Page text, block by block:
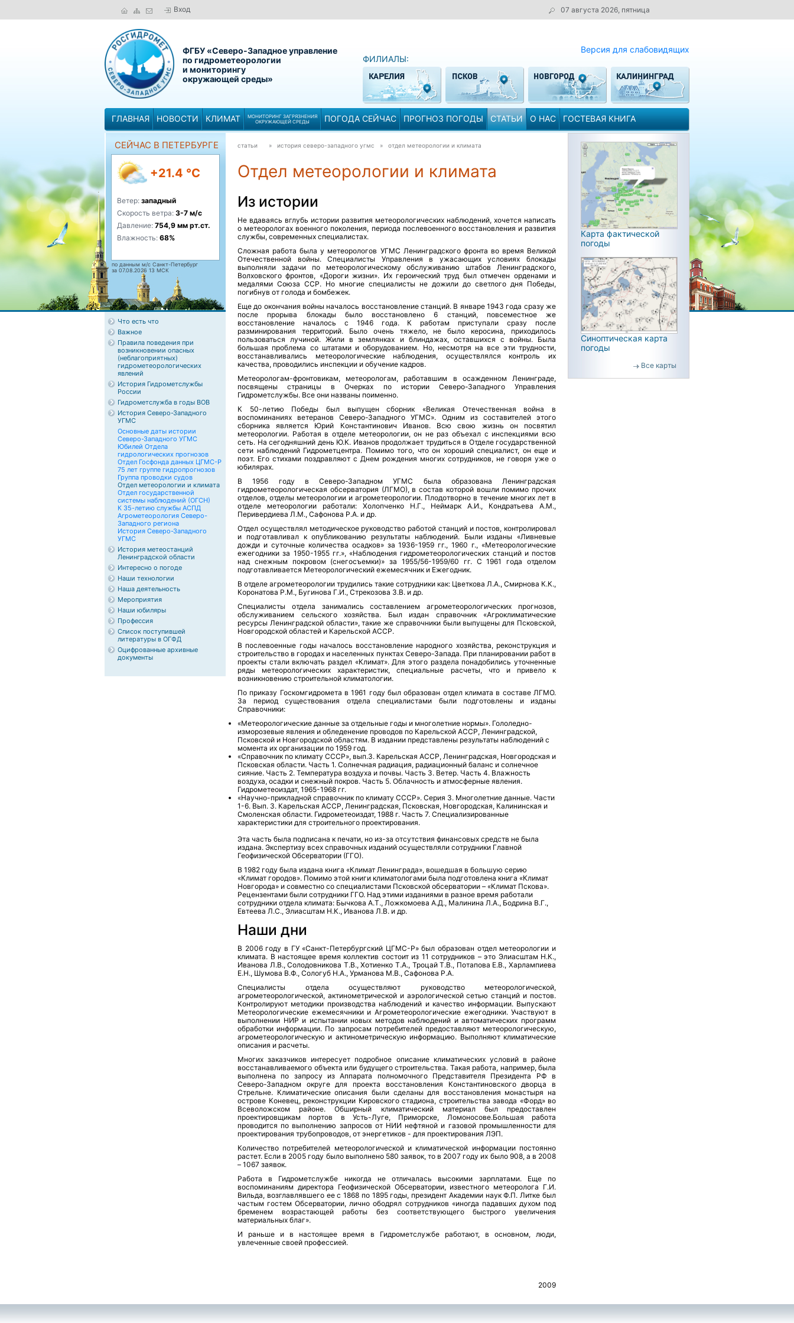
Вход 07 августа 2026, пятница
ФГБУ «Северо-Западное управление
по гидрометеорологии
и мониторингу
окружающей среды»
Версия для слабовидящих
ФИЛИАЛЫ:
ГЛАВНАЯ НОВОСТИ КЛИМАТ
МОНИТОРИНГ ЗАГРЯЗНЕНИЯ
ОКРУЖАЮЩЕЙ СРЕДЫ
ПОГОДА СЕЙЧАС ПРОГНОЗ ПОГОДЫ СТАТЬИ О НАС ГОСТЕВАЯ КНИГА
СЕЙЧАС В ПЕТЕРБУРГЕ
+21.4 °C
Ветер: западный
Скорость ветра: 3-7 м/с
Давление: 754,9 мм рт.ст.
Влажность: 68%
по данным м/с Санкт-Петербург
за 07.08.2026 13 МСК
Что есть что
Важное
Правила поведения при
возникновении опасных
(неблагоприятных)
гидрометеорологических
явлений
История Гидрометслужбы
России
Гидрометслужба в годы ВОВ
История Северо-Западного
УГМС
Основные даты истории
Северо-Западного УГМС
Юбилей Отдела
гидрологических прогнозов
Отдел Госфонда данных ЦГМС-Р
75 лет группе гидропрогнозов
Группа проводки судов
Отдел метеорологии и климата
Отдел государственной
системы наблюдений (ОГСН)
К 35-летию службы АСПД
Агрометеорология Северо-
Западного региона
История Северо-Западного
УГМС
История метеостанций
Ленинградской области
Интересно о погоде
Наши технологии
Наша деятельность
Мероприятия
Наши юбиляры
Профессия
Список поступившей
литературы в ОГФД
Оцифрованные архивные
документы
статьи » история северо-западного угмс » отдел метеорологии и климата
Отдел метеорологии и климата
Из истории
Не вдаваясь вглубь истории развития метеорологических наблюдений, хочется написать
о метеорологах военного поколения, периода послевоенного восстановления и развития
службы, современных специалистах.
Сложная работа была у метеорологов УГМС Ленинградского фронта во время Великой
Отечественной войны. Специалисты Управления в ужасающих условиях блокады
выполняли задачи по метеорологическому обслуживанию штабов Ленинградского,
Волховского фронтов, «Дороги жизни». Их героический труд был отмечен орденами и
медалями Союза ССР. Но многие специалисты не дожили до светлого дня Победы,
погибнув от голода и бомбежек.
Еще до окончания войны началось восстановление станций. В январе 1943 года сразу же
после прорыва блокады было восстановлено 6 станций, повсеместное же
восстановление началось с 1946 года. К работам приступали сразу после
разминирования территорий. Было очень тяжело, не было керосина, приходилось
пользоваться лучиной. Жили в землянках и блиндажах, оставшихся с войны. Была
большая проблема со штатами и оборудованием. Но, несмотря на все эти трудности,
восстанавливались метеорологические наблюдения, осуществлялся контроль их
качества, проводились инспекции и обучение кадров.
Метеорологам-фронтовикам, метеорологам, работавшим в осажденном Ленинграде,
посвящены страницы в Очерках по истории Северо-Западного Управления
Гидрометслужбы. Все они названы поименно.
К 50-летию Победы был выпущен сборник «Великая Отечественная война в
воспоминаниях ветеранов Северо-Западного УГМС». Одним из составителей этого
сборника является Юрий Константинович Иванов. Всю свою жизнь он посвятил
метеорологии. Работая в отделе метеорологии, он не раз объехал с инспекциями всю
сеть. На сегодняшний день Ю.К. Иванов продолжает трудиться в Отделе государственной
сети наблюдений Гидрометцентра. Помимо того, что он хороший специалист, он еще и
поэт. Его стихами поздравляют с Днем рождения многих сотрудников, не говоря уже о
юбилярах.
В 1956 году в Северо-Западном УГМС была образована Ленинградская
гидрометеорологическая обсерватория (ЛГМО), в состав которой вошли помимо прочих
отделов, отделы метеорологии и агрометеорологии. Плодотворно в течение многих лет в
отделе метеорологии работали: Холопченко Н.Г., Неймарк А.И., Кондратьева А.М.,
Перивердиева Л.М., Сафонова Р.А. и др.
Отдел осуществлял методическое руководство работой станций и постов, контролировал
и подготавливал к опубликованию результаты наблюдений. Были изданы «Ливневые
дожди и суточные количества осадков» за 1936-1959 гг., 1960 г., «Метеорологические
ежегодники за 1950-1955 гг.», «Наблюдения гидрометеорологических станций и постов
над снежным покровом (снегосъемки)» за 1955/56-1959/60 гг. С 1961 года отделом
подготавливается Метеорологический ежемесячник и Ежегодник.
В отделе агрометеорологии трудились такие сотрудники как: Цветкова Л.А., Смирнова К.К.,
Коронатова Р.М., Бугинова Г.И., Стрекозова З.В. и др.
Специалисты отдела занимались составлением агрометеорологических прогнозов,
обслуживанием сельского хозяйства. Был издан справочник «Агроклиматические
ресурсы Ленинградской области», такие же справочники были выпущены для Псковской,
Новгородской областей и Карельской АССР.
В послевоенные годы началось восстановление народного хозяйства, реконструкция и
строительство в городах и населенных пунктах Северо-Запада. При планировании работ в
проекты стали включать раздел «Климат». Для этого раздела понадобились уточненные
ряды метеорологических характеристик, специальные расчеты, что и привело к
возникновению строительной климатологии.
По приказу Госкомгидромета в 1961 году был образован отдел климата в составе ЛГМО.
За период существования отдела специалистами были подготовлены и изданы
Справочники:
«Метеорологические данные за отдельные годы и многолетние нормы». Гололедно-
изморозевые явления и обледенение проводов по Карельской АССР, Ленинградской,
Псковской и Новгородской областям. В издании представлены результаты наблюдений с
момента их организации по 1959 год.
«Справочник по климату СССР», вып.3. Карельская АССР, Ленинградская, Новгородская и
Псковская области. Часть 1. Солнечная радиация, радиационный баланс и солнечное
сияние. Часть 2. Температура воздуха и почвы. Часть 3. Ветер. Часть 4. Влажность
воздуха, осадки и снежный покров. Часть 5. Облачность и атмосферные явления.
Гидрометеоиздат, 1965-1968 гг.
«Научно-прикладной справочник по климату СССР». Серия 3. Многолетние данные. Части
1-6. Вып. 3. Карельская АССР, Ленинградская, Псковская, Новгородская, Калининская и
Смоленская области. Гидрометеоиздат, 1988 г. Часть 7. Специализированные
характеристики для строительного проектирования.
Эта часть была подписана к печати, но из-за отсутствия финансовых средств не была
издана. Экспертизу всех справочных изданий осуществляли сотрудники Главной
Геофизической Обсерватории (ГГО).
В 1982 году была издана книга «Климат Ленинграда», вошедшая в большую серию
«Климат городов». Помимо этой книги климатологами была подготовлена книга «Климат
Новгорода» и совместно со специалистами Псковской обсерватории – «Климат Пскова».
Рецензентами были сотрудники ГГО. Над этими изданиями в разное время работали
сотрудники отдела климата: Бычкова А.Т., Ложкомоева А.Д., Малинина Л.А., Бодрина В.Г.,
Евтеева Л.С., Элиасштам Н.К., Иванова Л.В. и др.
Наши дни
В 2006 году в ГУ «Санкт-Петербургский ЦГМС-Р» был образован отдел метеорологии и
климата. В настоящее время коллектив состоит из 11 сотрудников – это Элиасштам Н.К.,
Иванова Л.В., Солодовникова Т.В., Хотиенко Т.А., Троцай Т.В., Потапова Е.В., Харлампиева
Е.Н., Шумова В.Ф., Сологуб Н.А., Урманова М.В., Сафонова Р.А.
Специалисты отдела осуществляют руководство метеорологической,
агрометеорологической, актинометрической и аэрологической сетью станций и постов.
Контролируют методики производства наблюдений и качество информации. Выпускают
Метеорологические ежемесячники и Агрометеорологические ежегодники. Участвуют в
выполнении НИР и испытании новых методов наблюдений и автоматических программ
обработки информации. По запросам потребителей предоставляют метеорологическую,
агрометеорологическую и актинометрическую информацию. Выполняют климатические
описания и расчеты.
Многих заказчиков интересует подробное описание климатических условий в районе
восстанавливаемого объекта или будущего строительства. Такая работа, например, была
выполнена по запросу из Аппарата полномочного Представителя Президента РФ в
Северо-Западном округе для проекта восстановления Константиновского дворца в
Стрельне. Климатические описания были сделаны для восстановления монастыря на
острове Коневец, реконструкции Кировского стадиона, строительства завода «Форд» во
Всеволожском районе. Обширный климатический материал был предоставлен
проектировщикам портов в Усть-Луге, Приморске, Ломоносове.Большая работа
проводится по выполнению запросов от НИИ нефтяной и газовой промышленности для
проектирования трубопроводов, от энергетиков - для проектирования ЛЭП.
Количество потребителей метеорологической и климатической информации постоянно
растет. Если в 2005 году было выполнено 580 заявок, то в 2007 году их было 908, а в 2008
– 1067 заявок.
Работа в Гидрометслужбе никогда не отличалась высокими зарплатами. Еще по
воспоминаниям директора Геофизической Обсерватории, известного метеоролога Г.И.
Вильда, возглавлявшего ее с 1868 по 1895 годы, президент Академии наук Ф.П. Литке был
частым гостем Обсерватории, лично ободрял сотрудников «иногда падавших духом под
бременем возрастающей работы без соответствующего быстрого увеличения
материальных благ».
И раньше и в настоящее время в Гидрометслужбе работают, в основном, люди,
увлеченные своей профессией.
2009
Карта фактической
погоды
Синоптическая карта
погоды
Все карты